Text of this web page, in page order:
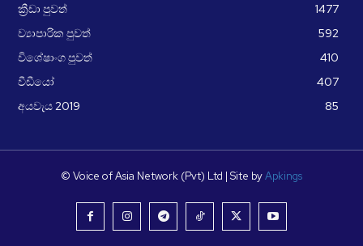
ක්‍රීඩා පුවත්
1477
ව්‍යාපාරික පුවත්
592
විශේෂාංග පුවත්
410
වීඩීයෝ
407
අයවැය 2019
85
© Voice of Asia Network (Pvt) Ltd | Site byApkings